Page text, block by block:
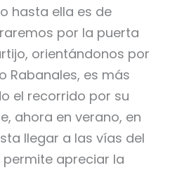
hasta ella es de
por la puerta
orientándonos por
Rabanales, es más
el recorrido por su
ahora en verano, en
llegar a las vías del
permite apreciar la